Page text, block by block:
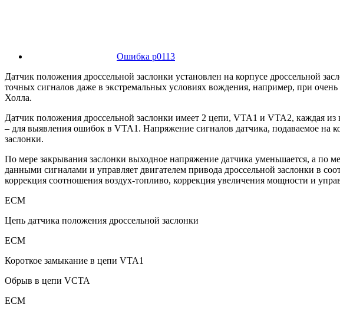
Ошибка p0113
Датчик положения дроссельной заслонки установлен на корпусе дроссельной
точных сигналов даже в экстремальных условиях вождения, например, при
Холла.
Датчик положения дроссельной заслонки имеет 2 цепи, VTA1 и VTA2, каждая из
– для выявления ошибок в VTA1. Напряжение сигналов датчика, подаваемое на
заслонки.
По мере закрывания заслонки выходное напряжение датчика уменьшается, а по
данными сигналами и управляет двигателем привода дроссельной заслонки в
коррекция соотношения воздух-топливо, коррекция увеличения мощности и
ECM
Цепь датчика положения дроссельной заслонки
ECM
Короткое замыкание в цепи VTA1
Обрыв в цепи VCTA
ECM